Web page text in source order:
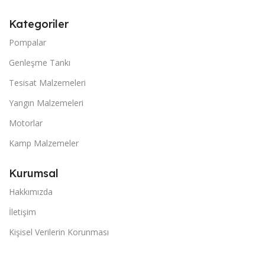
Kategoriler
Pompalar
Genleşme Tankı
Tesisat Malzemeleri
Yangın Malzemeleri
Motorlar
Kamp Malzemeler
Kurumsal
Hakkımızda
İletişim
Kişisel Verilerin Korunması